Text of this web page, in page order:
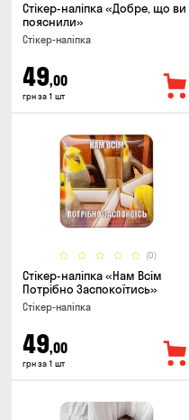
Стікер-наліпка «Добре, що ви
пояснили»
Стікер-наліпка
49,00
грн за 1 шт
(0)
Стікер-наліпка «Нам Всім
Потрібно Заспокоїтись»
Стікер-наліпка
49,00
грн за 1 шт